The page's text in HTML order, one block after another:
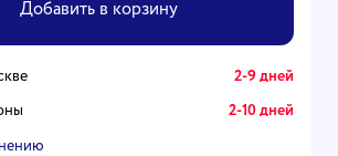
2-9 дней
2-10 дней